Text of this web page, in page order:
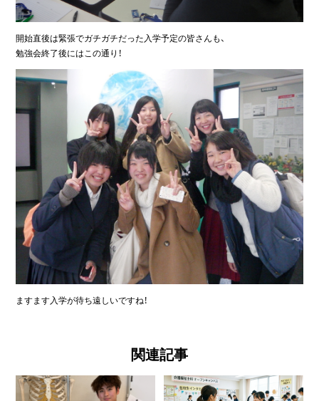
開始直後は緊張でガチガチだった入学予定の皆さんも、
勉強会終了後にはこの通り！
ますます入学が待ち遠しいですね！
関連記事